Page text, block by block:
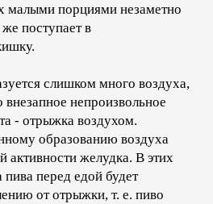
малыми порциями незаметно
поступает в
слишком много воздуха,
внезапное непроизвольное
- отрыжка воздухом.
образованию воздуха
активности желудка. В этих
перед едой будет
от отрыжки, т. е. пиво